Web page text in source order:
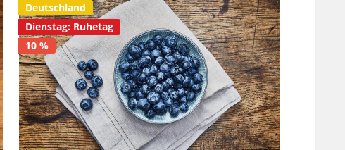
Deutschland
Dienstag: Ruhetag
10 %